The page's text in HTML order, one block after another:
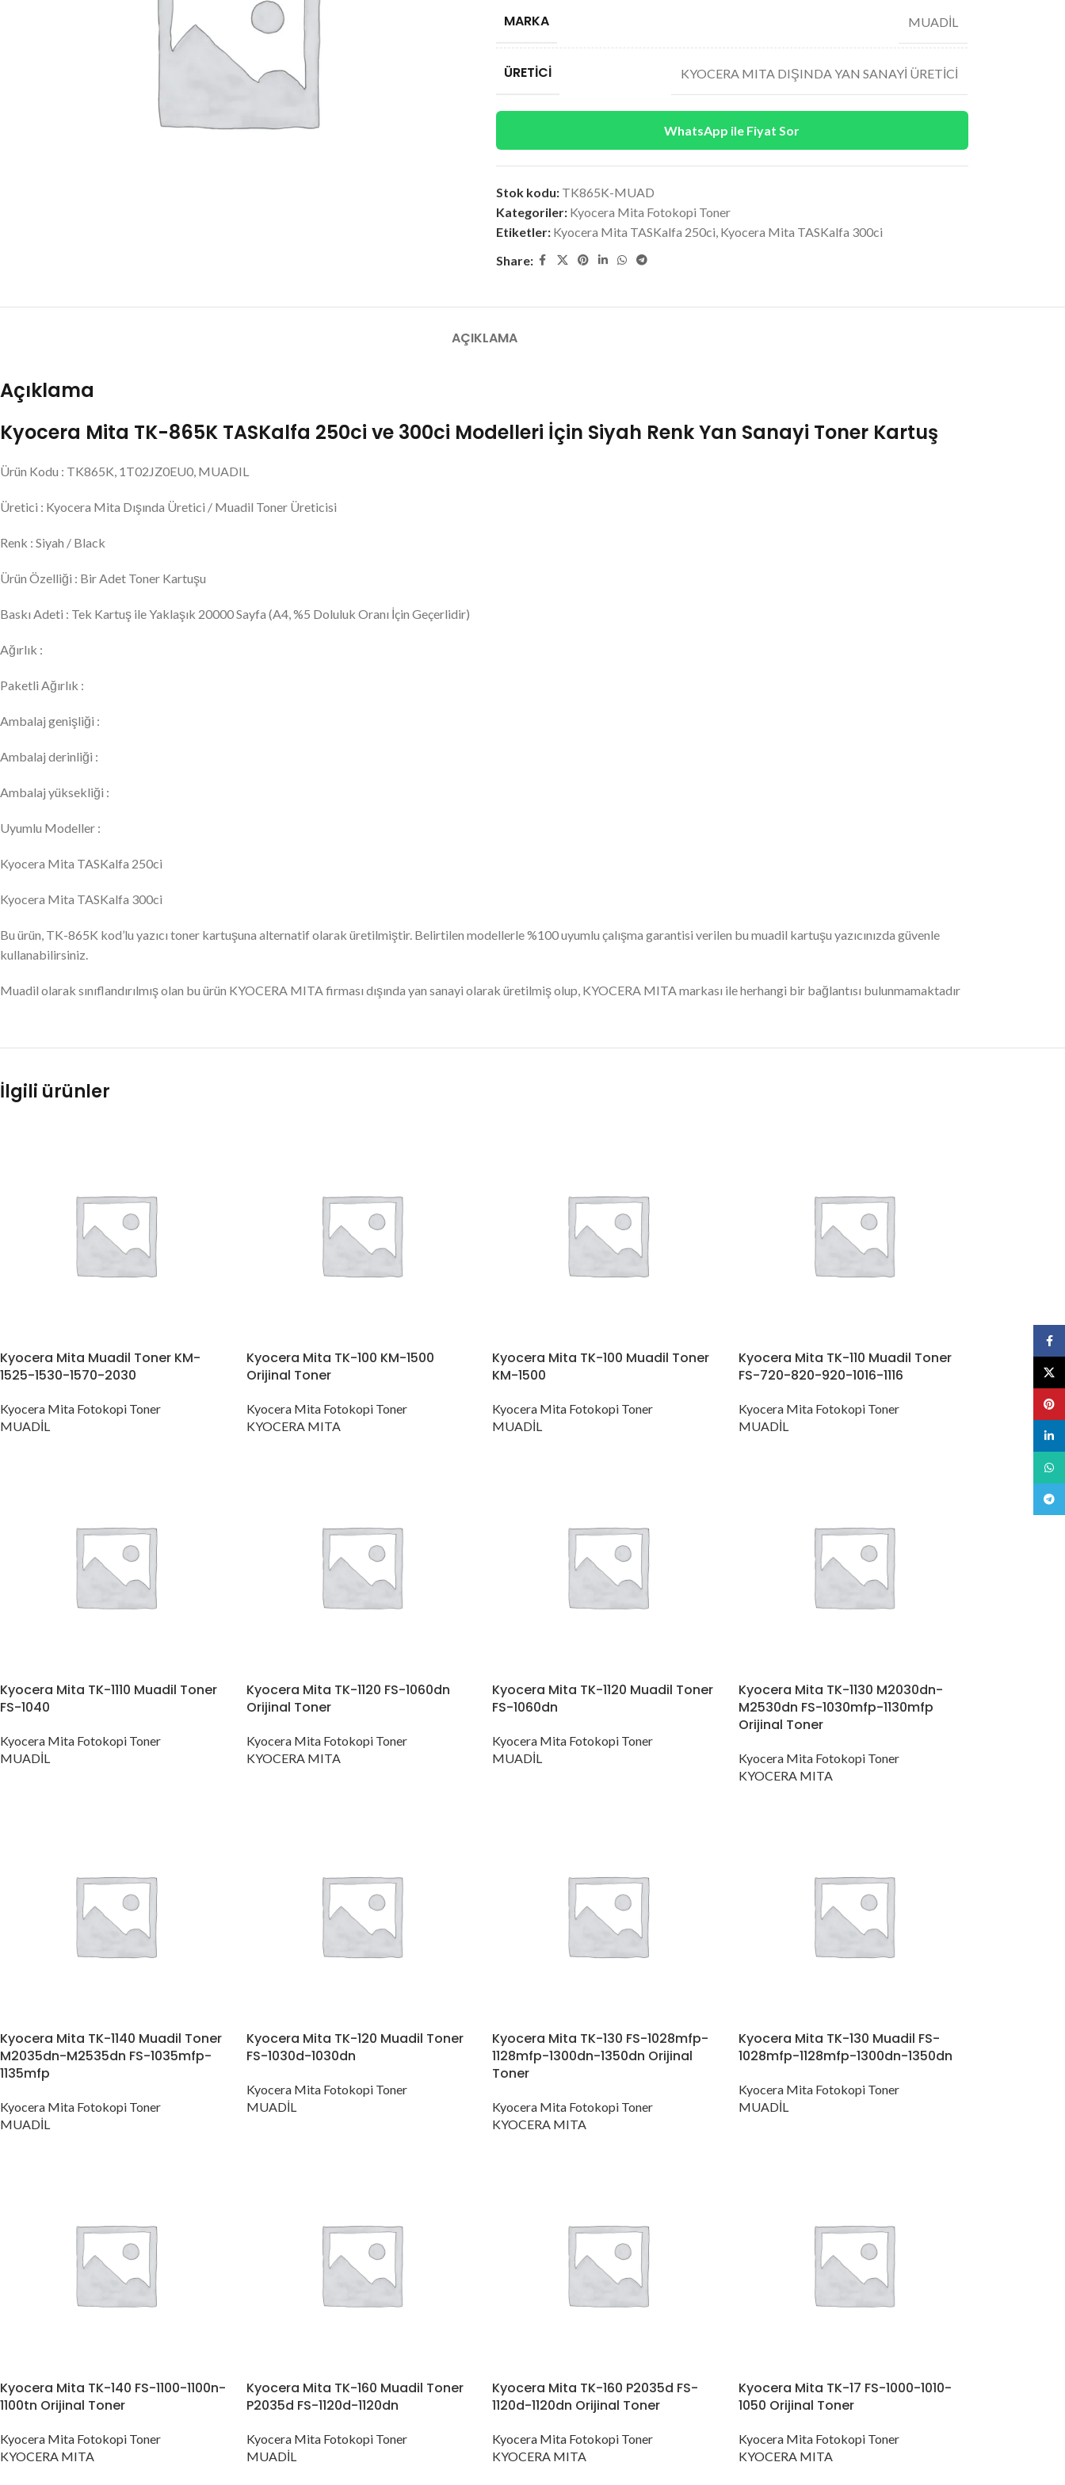
MARKA MUADİL
ÜRETICI KYOCERA MITA DIŞINDA YAN SANAYİ ÜRETİCİ
WhatsApp ile Fiyat Sor
Stok kodu: TK865K-MUAD
Kategoriler: Kyocera Mita Fotokopi Toner
Etiketler: Kyocera Mita TASKalfa 250ci, Kyocera Mita TASKalfa 300ci
Share:
AÇIKLAMA
Açıklama
Kyocera Mita TK-865K TASKalfa 250ci ve 300ci Modelleri İçin Siyah Renk Yan Sanayi Toner Kartuş
Ürün Kodu : TK865K, 1T02JZ0EU0, MUADIL
Üretici : Kyocera Mita Dışında Üretici / Muadil Toner Üreticisi
Renk : Siyah / Black
Ürün Özelliği : Bir Adet Toner Kartuşu
Baskı Adeti : Tek Kartuş ile Yaklaşık 20000 Sayfa (A4, %5 Doluluk Oranı İçin Geçerlidir)
Ağırlık :
Paketli Ağırlık :
Ambalaj genişliği :
Ambalaj derinliği :
Ambalaj yüksekliği :
Uyumlu Modeller :
Kyocera Mita TASKalfa 250ci
Kyocera Mita TASKalfa 300ci
Bu ürün, TK-865K kod’lu yazıcı toner kartuşuna alternatif olarak üretilmiştir. Belirtilen modellerle %100 uyumlu çalışma garantisi verilen bu muadil kartuşu yazıcınızda güvenle
kullanabilirsiniz.
Muadil olarak sınıflandırılmış olan bu ürün KYOCERA MITA firması dışında yan sanayi olarak üretilmiş olup, KYOCERA MITA markası ile herhangi bir bağlantısı bulunmamaktadır
İlgili ürünler
Kyocera Mita Muadil Toner KM-
1525-1530-1570-2030
Kyocera Mita Fotokopi Toner
MUADİL
Kyocera Mita TK-100 KM-1500
Orijinal Toner
Kyocera Mita Fotokopi Toner
KYOCERA MITA
Kyocera Mita TK-100 Muadil Toner
KM-1500
Kyocera Mita Fotokopi Toner
MUADİL
Kyocera Mita TK-110 Muadil Toner
FS-720-820-920-1016-1116
Kyocera Mita Fotokopi Toner
MUADİL
Kyocera Mita TK-1110 Muadil Toner
FS-1040
Kyocera Mita Fotokopi Toner
MUADİL
Kyocera Mita TK-1120 FS-1060dn
Orijinal Toner
Kyocera Mita Fotokopi Toner
KYOCERA MITA
Kyocera Mita TK-1120 Muadil Toner
FS-1060dn
Kyocera Mita Fotokopi Toner
MUADİL
Kyocera Mita TK-1130 M2030dn-
M2530dn FS-1030mfp-1130mfp
Orijinal Toner
Kyocera Mita Fotokopi Toner
KYOCERA MITA
Kyocera Mita TK-1140 Muadil Toner
M2035dn-M2535dn FS-1035mfp-
1135mfp
Kyocera Mita Fotokopi Toner
MUADİL
Kyocera Mita TK-120 Muadil Toner
FS-1030d-1030dn
Kyocera Mita Fotokopi Toner
MUADİL
Kyocera Mita TK-130 FS-1028mfp-
1128mfp-1300dn-1350dn Orijinal
Toner
Kyocera Mita Fotokopi Toner
KYOCERA MITA
Kyocera Mita TK-130 Muadil FS-
1028mfp-1128mfp-1300dn-1350dn
Kyocera Mita Fotokopi Toner
MUADİL
Kyocera Mita TK-140 FS-1100-1100n-
1100tn Orijinal Toner
Kyocera Mita Fotokopi Toner
KYOCERA MITA
Kyocera Mita TK-160 Muadil Toner
P2035d FS-1120d-1120dn
Kyocera Mita Fotokopi Toner
MUADİL
Kyocera Mita TK-160 P2035d FS-
1120d-1120dn Orijinal Toner
Kyocera Mita Fotokopi Toner
KYOCERA MITA
Kyocera Mita TK-17 FS-1000-1010-
1050 Orijinal Toner
Kyocera Mita Fotokopi Toner
KYOCERA MITA